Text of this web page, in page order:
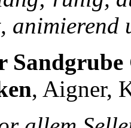
animierend
, Aigner,